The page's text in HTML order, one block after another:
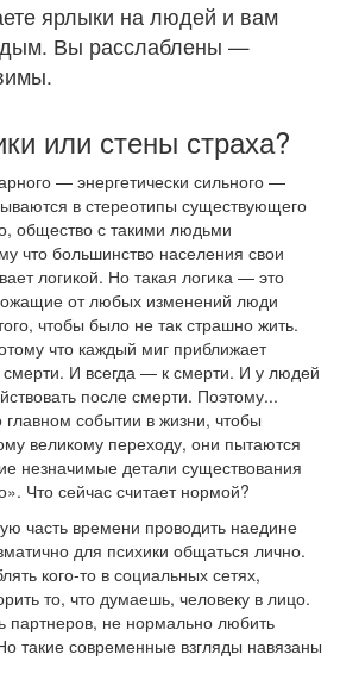
ярлыки на людей и вам
Вы расслаблены —
или стены страха?
— энергетически сильного —
в стереотипы существующего
общество с такими людьми
что большинство населения свои
логикой. Но такая логика — это
от любых изменений люди
чтобы было не так страшно жить.
что каждый миг приближает
смерти. И всегда — к смерти. И у людей
после смерти. Поэтому...
событии в жизни, чтобы
великому переходу, они пытаются
незначимые детали существования
Что сейчас считает нормой?
часть времени проводить наедине
для психики общаться лично.
кого-то в социальных сетях,
то, что думаешь, человеку в лицо.
партнеров, не нормально любить
такие современные взгляды навязаны